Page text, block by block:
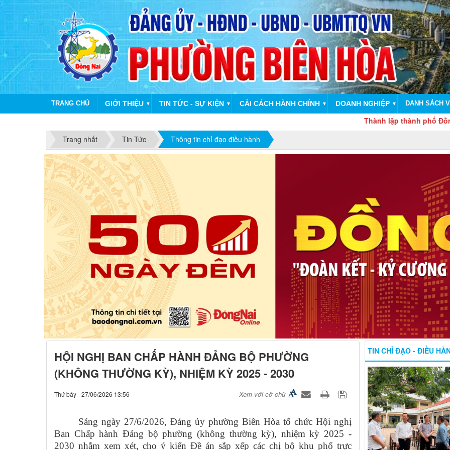
TRANG CHỦ GIỚI THIỆU ▼ TIN TỨC - SỰ KIỆN ▼ CẢI CÁCH HÀNH CHÍNH ▼ DOANH NGHIỆP ▼ DANH SÁCH
Thành lập thành phố Đồng Nai trên
Trang nhất
Tin Tức Thông tin chỉ đạo điều hành
HỘI NGHỊ BAN CHẤP HÀNH ĐẢNG BỘ PHƯỜNG
(KHÔNG THƯỜNG KỲ), NHIỆM KỲ 2025 - 2030
Thứ bảy - 27/06/2026 13:56 Xem với cỡ chữ
Sáng ngày 27/6/2026, Đảng ủy phường Biên Hòa tổ chức Hội nghị
Ban Chấp hành Đảng bộ phường (không thường kỳ), nhiệm kỳ 2025 -
2030 nhằm xem xét, cho ý kiến Đề án sắp xếp các chị bộ khu phố trực
TIN CHỈ ĐẠO - ĐIỀU